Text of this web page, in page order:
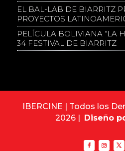
EL BAL-LAB DE BIARRITZ
PROYECTOS
PELÍCULA BOLIVIANA “LA
34 FESTIVAL DE BIARRITZ
IBERCINE | Todos los
2026 | Diseño